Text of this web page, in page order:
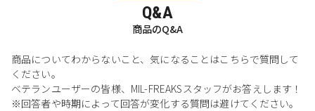
Q&A
商品のQ&A
商品についてわからないこと、気になることはこちらで質問して
ください。
ベテランユーザーの皆様、MIL-FREAKSスタッフがお答えします！
※回答者や時期によって回答が変化する質問は避けてください。